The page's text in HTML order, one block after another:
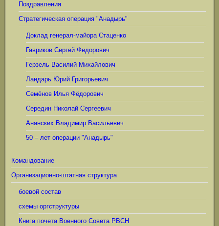
Поздравления
Стратегическая операция "Анадырь"
Доклад генерал-майора Стаценко
Гавриков Сергей Федорович
Герзель Василий Михайлович
Ландарь Юрий Григорьевич
Семёнов Илья Фёдорович
Середин Николай Сергеевич
Ананских Владимир Васильевич
50 – лет операции "Анадырь"
Командование
Организационно-штатная структура
боевой состав
схемы оргструктуры
Книга почета Военного Совета РВСН